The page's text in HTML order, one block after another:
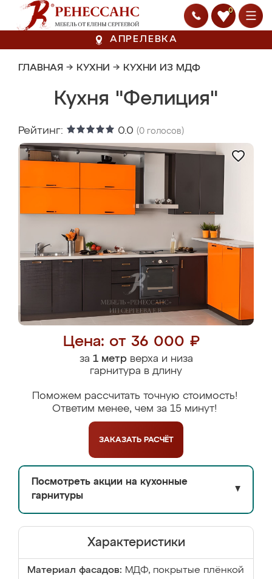
0
АПРЕЛЕВКА
ГЛАВНАЯ → КУХНИ → КУХНИ ИЗ МДФ
Кухня "Фелиция"
Рейтинг: 0.0 (0 голосов)
Цена: от 36 000 ₽
за 1 метрверха и низа
гарнитура в длину
Поможем рассчитать точную стоимость!
Ответим менее, чем за 15 минут!
ЗАКАЗАТЬ РАСЧЁТ
Посмотреть акции на кухонные
гарнитуры
▼
Характеристики
Материал фасадов: МДФ, покрытые плёнкой